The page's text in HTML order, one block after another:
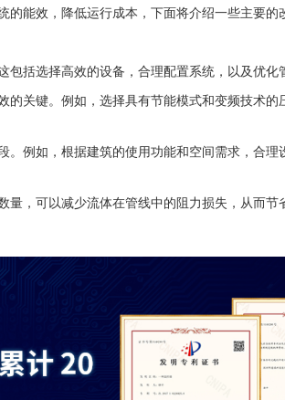
能效，降低运行成本，下面将介绍一些主要的
括选择高效的设备，合理配置系统，以及优化
的关键。例如，选择具有节能模式和变频技术
。例如，根据建筑的使用功能和空间需求，合
，可以减少流体在管线中的阻力损失，从而节